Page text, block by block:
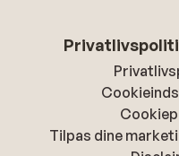
Tilpas dine